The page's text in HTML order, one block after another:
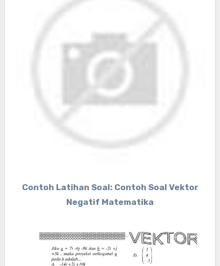
Contoh Latihan Soal: Contoh Soal Vektor
Negatif Matematika